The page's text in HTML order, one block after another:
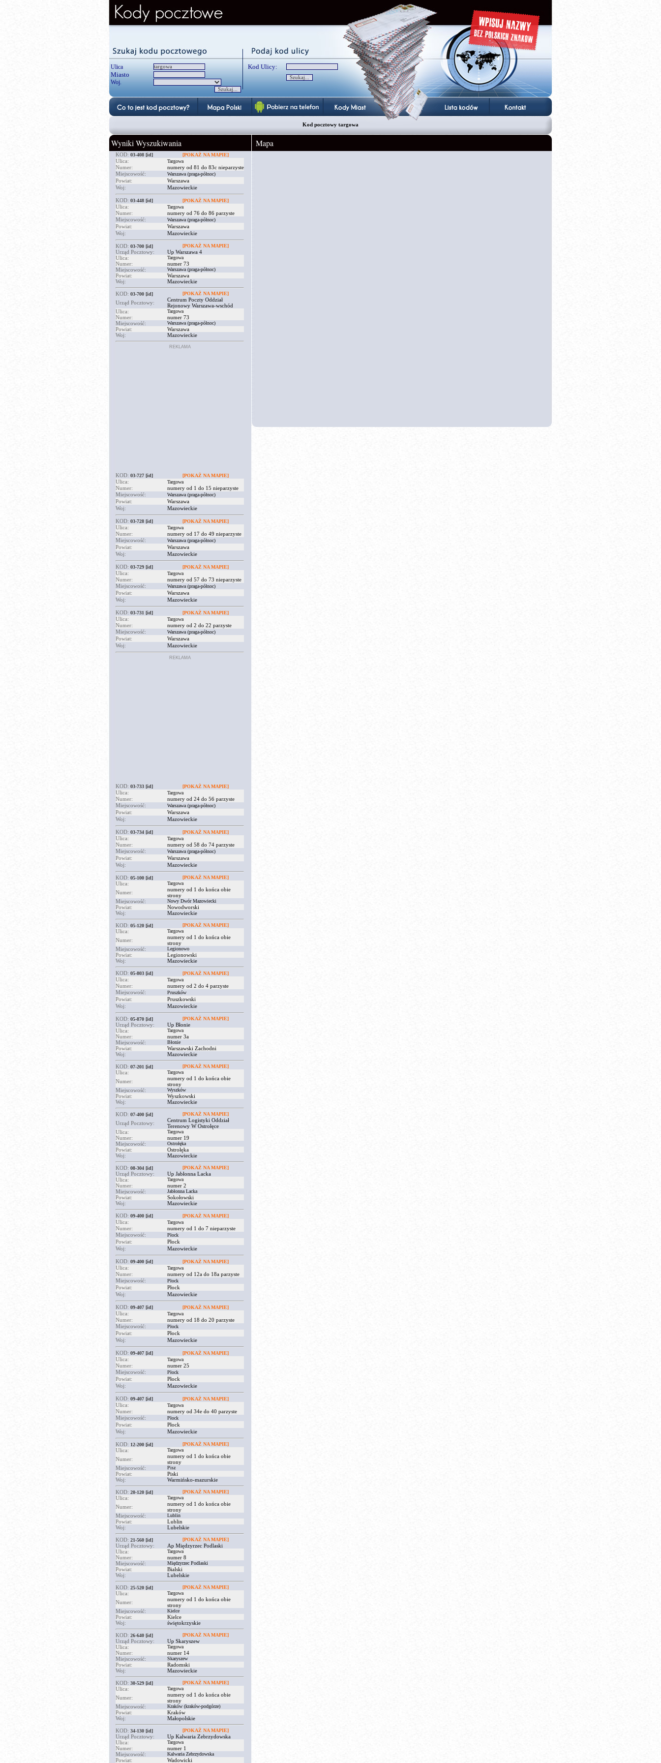
Ulica
Miasto
Woj.
Kod Ulicy:
Kod pocztowy targowa
Wyniki Wyszukiwania
KOD: 03-408 [id] [POKAŻ NA MAPIE]
Ulica: Targowa
Numer:
numery od 81 do 83c nieparzyste
Miejscowość:
Warszawa (praga-północ)
Powiat:
Warszawa
Woj:
Mazowieckie
KOD: 03-448 [id] [POKAŻ NA MAPIE]
Ulica: Targowa
Numer:
numery od 76 do 86 parzyste
Miejscowość:
Warszawa (praga-północ)
Powiat:
Warszawa
Woj:
Mazowieckie
KOD: 03-700 [id] [POKAŻ NA MAPIE]
Urząd Pocztowy:
Up Warszawa 4
Ulica:
Targowa
Numer:
numer 73
Miejscowość:
Warszawa (praga-północ)
Powiat:
Warszawa
Woj:
Mazowieckie
KOD: 03-700 [id] [POKAŻ NA MAPIE]
Urząd Pocztowy:
Centrum Poczty Oddział
Rejonowy Warszawa-wschód
Ulica:
Targowa
Numer:
numer 73
Miejscowość:
Warszawa (praga-północ)
Powiat:
Warszawa
Woj:
Mazowieckie
REKLAMA
KOD: 03-727 [id] [POKAŻ NA MAPIE]
Ulica: Targowa
Numer:
numery od 1 do 15 nieparzyste
Miejscowość:
Warszawa (praga-północ)
Powiat:
Warszawa
Woj:
Mazowieckie
KOD: 03-728 [id] [POKAŻ NA MAPIE]
Ulica: Targowa
Numer:
numery od 17 do 49 nieparzyste
Miejscowość:
Warszawa (praga-północ)
Powiat:
Warszawa
Woj:
Mazowieckie
KOD: 03-729 [id] [POKAŻ NA MAPIE]
Ulica: Targowa
Numer:
numery od 57 do 73 nieparzyste
Miejscowość:
Warszawa (praga-północ)
Powiat:
Warszawa
Woj:
Mazowieckie
KOD: 03-731 [id] [POKAŻ NA MAPIE]
Ulica: Targowa
Numer:
numery od 2 do 22 parzyste
Miejscowość:
Warszawa (praga-północ)
Powiat:
Warszawa
Woj:
Mazowieckie
REKLAMA
KOD: 03-733 [id] [POKAŻ NA MAPIE]
Ulica: Targowa
Numer:
numery od 24 do 56 parzyste
Miejscowość:
Warszawa (praga-północ)
Powiat:
Warszawa
Woj:
Mazowieckie
KOD: 03-734 [id] [POKAŻ NA MAPIE]
Ulica: Targowa
Numer:
numery od 58 do 74 parzyste
Miejscowość:
Warszawa (praga-północ)
Powiat:
Warszawa
Woj:
Mazowieckie
KOD: 05-100 [id] [POKAŻ NA MAPIE]
Ulica: Targowa
Numer:
numery od 1 do końca obie
strony
Miejscowość:
Nowy Dwór Mazowiecki
Powiat:
Nowodworski
Woj:
Mazowieckie
KOD: 05-120 [id] [POKAŻ NA MAPIE]
Ulica: Targowa
Numer:
numery od 1 do końca obie
strony
Miejscowość:
Legionowo
Powiat:
Legionowski
Woj:
Mazowieckie
KOD: 05-803 [id] [POKAŻ NA MAPIE]
Ulica: Targowa
Numer:
numery od 2 do 4 parzyste
Miejscowość:
Pruszków
Powiat:
Pruszkowski
Woj:
Mazowieckie
KOD: 05-870 [id] [POKAŻ NA MAPIE]
Urząd Pocztowy:
Up Błonie
Ulica:
Targowa
Numer:
numer 3a
Miejscowość:
Błonie
Powiat:
Warszawski Zachodni
Woj:
Mazowieckie
KOD: 07-201 [id] [POKAŻ NA MAPIE]
Ulica: Targowa
Numer:
numery od 1 do końca obie
strony
Miejscowość:
Wyszków
Powiat:
Wyszkowski
Woj:
Mazowieckie
KOD: 07-400 [id] [POKAŻ NA MAPIE]
Urząd Pocztowy:
Centrum Logistyki Oddział
Terenowy W Ostrołęce
Ulica:
Targowa
Numer:
numer 19
Miejscowość:
Ostrołęka
Powiat:
Ostrołęka
Woj:
Mazowieckie
KOD: 08-304 [id] [POKAŻ NA MAPIE]
Urząd Pocztowy:
Up Jabłonna Lacka
Ulica:
Targowa
Numer:
numer 2
Miejscowość:
Jabłonna Lacka
Powiat:
Sokołowski
Woj:
Mazowieckie
KOD: 09-400 [id] [POKAŻ NA MAPIE]
Ulica: Targowa
Numer:
numery od 1 do 7 nieparzyste
Miejscowość:
Płock
Powiat:
Płock
Woj:
Mazowieckie
KOD: 09-400 [id] [POKAŻ NA MAPIE]
Ulica: Targowa
Numer:
numery od 12a do 18a parzyste
Miejscowość:
Płock
Powiat:
Płock
Woj:
Mazowieckie
KOD: 09-407 [id] [POKAŻ NA MAPIE]
Ulica: Targowa
Numer:
numery od 18 do 20 parzyste
Miejscowość:
Płock
Powiat:
Płock
Woj:
Mazowieckie
KOD: 09-407 [id] [POKAŻ NA MAPIE]
Ulica: Targowa
Numer:
numer 25
Miejscowość:
Płock
Powiat:
Płock
Woj:
Mazowieckie
KOD: 09-407 [id] [POKAŻ NA MAPIE]
Ulica: Targowa
Numer:
numery od 34e do 40 parzyste
Miejscowość:
Płock
Powiat:
Płock
Woj:
Mazowieckie
KOD: 12-200 [id] [POKAŻ NA MAPIE]
Ulica: Targowa
Numer:
numery od 1 do końca obie
strony
Miejscowość:
Pisz
Powiat:
Piski
Woj:
Warmińsko-mazurskie
KOD: 20-120 [id] [POKAŻ NA MAPIE]
Ulica: Targowa
Numer:
numery od 1 do końca obie
strony
Miejscowość:
Lublin
Powiat:
Lublin
Woj:
Lubelskie
KOD: 21-560 [id] [POKAŻ NA MAPIE]
Urząd Pocztowy:
Ap Międzyrzec Podlaski
Ulica:
Targowa
Numer:
numer 8
Miejscowość:
Międzyrzec Podlaski
Powiat:
Bialski
Woj:
Lubelskie
KOD: 25-520 [id] [POKAŻ NA MAPIE]
Ulica: Targowa
Numer:
numery od 1 do końca obie
strony
Miejscowość:
Kielce
Powiat:
Kielce
Woj:
świętokrzyskie
KOD: 26-640 [id] [POKAŻ NA MAPIE]
Urząd Pocztowy:
Up Skaryszew
Ulica:
Targowa
Numer:
numer 14
Miejscowość:
Skaryszew
Powiat:
Radomski
Woj:
Mazowieckie
KOD: 30-529 [id] [POKAŻ NA MAPIE]
Ulica: Targowa
Numer:
numery od 1 do końca obie
strony
Miejscowość:
Kraków (kraków-podgórze)
Powiat:
Kraków
Woj:
Małopolskie
KOD: 34-130 [id] [POKAŻ NA MAPIE]
Urząd Pocztowy:
Up Kalwaria Zebrzydowska
Ulica:
Targowa
Numer:
numer 1
Miejscowość:
Kalwaria Zebrzydowska
Powiat: Wadowicki
Mapa